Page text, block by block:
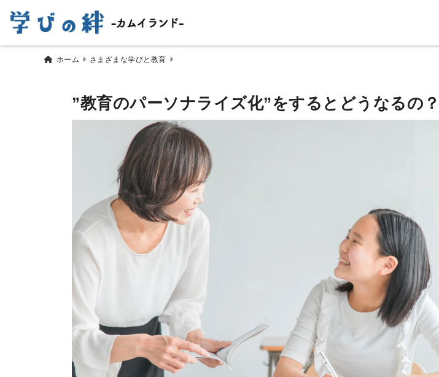
ホーム さまざまな学びと教育
”教育のパーソナライズ化”をするとどうなるの？